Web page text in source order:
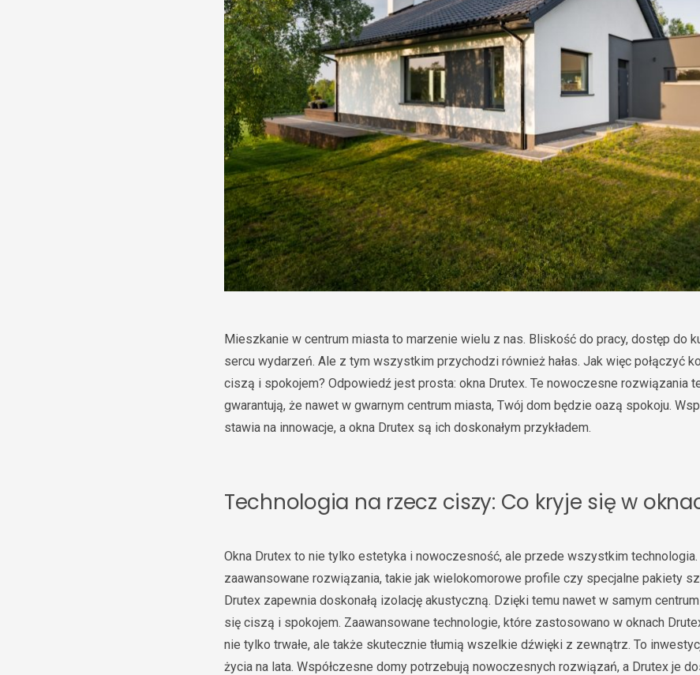
Mieszkanie w centrum miasta to marzenie wielu z nas. Bliskość do pracy, dostęp do
sercu wydarzeń. Ale z tym wszystkim przychodzi również hałas. Jak więc połączyć
ciszą i spokojem? Odpowiedź jest prosta: okna Drutex. Te nowoczesne rozwiązania
gwarantują, że nawet w gwarnym centrum miasta, Twój dom będzie oazą spokoju.
stawia na innowacje, a okna Drutex są ich doskonałym przykładem.
Technologia na rzecz ciszy: Co kryje się w
Okna Drutex to nie tylko estetyka i nowoczesność, ale przede wszystkim
zaawansowane rozwiązania, takie jak wielokomorowe profile czy specjalne pakiety
Drutex zapewnia doskonałą izolację akustyczną. Dzięki temu nawet w samym
się ciszą i spokojem. Zaawansowane technologie, które zastosowano w oknach
nie tylko trwałe, ale także skutecznie tłumią wszelkie dźwięki z zewnątrz. To
życia na lata. Współczesne domy potrzebują nowoczesnych rozwiązań, a Drutex je